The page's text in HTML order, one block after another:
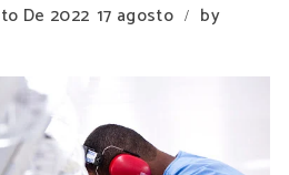
De 2022 17 agosto /
by